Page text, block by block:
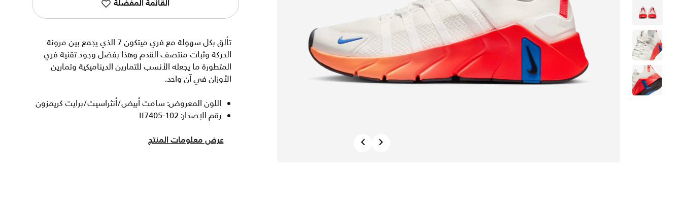
Next
القائمة المفضلة
تألق بكل سهولة مع فري ميتكون 7 الذي يجمع بين مرونة
الحركة وثبات منتصف القدم وهذا بفضل وجود تقنية فري
المتطورة ما يجعله الأنسب للتمارين الديناميكية وتمارين
الأوزان في آن واحد.
اللون المعروض: سامت أبيض/أنثراسيت/برايت كريمزون
رقم الإصدار: II7405-102
عرض معلومات المنتج